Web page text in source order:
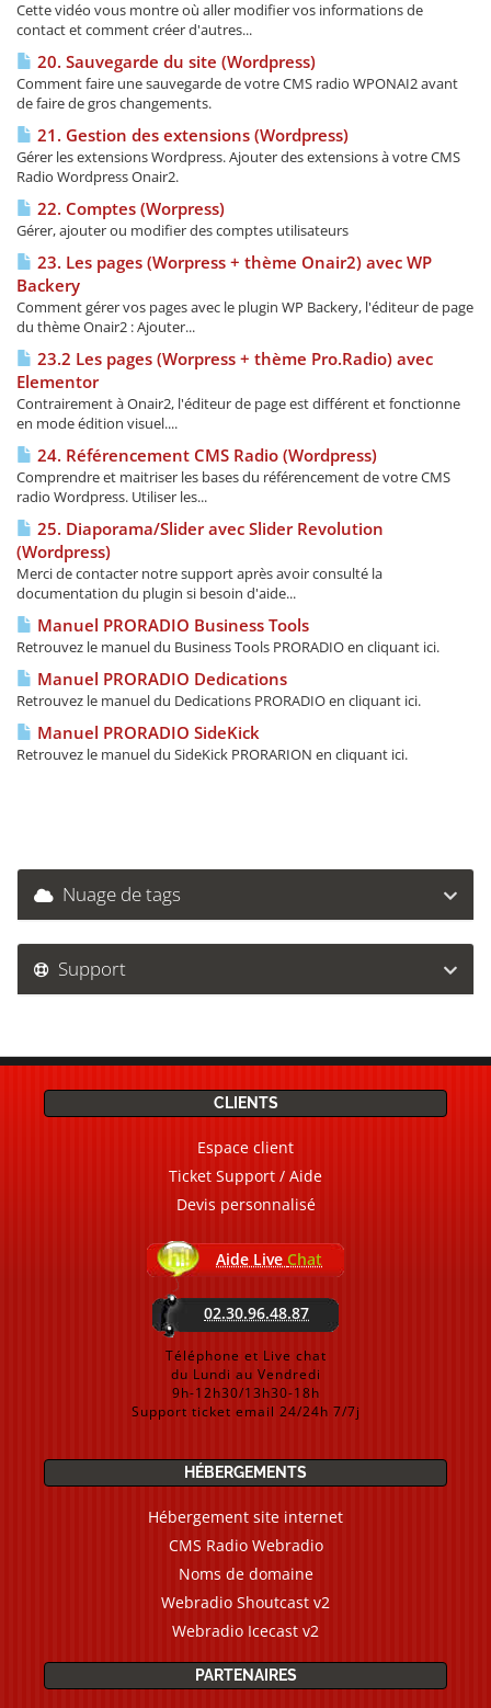
Cette vidéo vous montre où aller modifier vos informations de
contact et comment créer d'autres...
20. Sauvegarde du site (Wordpress)
Comment faire une sauvegarde de votre CMS radio WPONAI2 avant
de faire de gros changements.
21. Gestion des extensions (Wordpress)
Gérer les extensions Wordpress. Ajouter des extensions à votre CMS
Radio Wordpress Onair2.
22. Comptes (Worpress)
Gérer, ajouter ou modifier des comptes utilisateurs
23. Les pages (Worpress + thème Onair2) avec WP
Backery
Comment gérer vos pages avec le plugin WP Backery, l'éditeur de page
du thème Onair2 : Ajouter...
23.2 Les pages (Worpress + thème Pro.Radio) avec
Elementor
Contrairement à Onair2, l'éditeur de page est différent et fonctionne
en mode édition visuel....
24. Référencement CMS Radio (Wordpress)
Comprendre et maitriser les bases du référencement de votre CMS
radio Wordpress. Utiliser les...
25. Diaporama/Slider avec Slider Revolution
(Wordpress)
Merci de contacter notre support après avoir consulté la
documentation du plugin si besoin d'aide...
Manuel PRORADIO Business Tools
Retrouvez le manuel du Business Tools PRORADIO en cliquant ici.
Manuel PRORADIO Dedications
Retrouvez le manuel du Dedications PRORADIO en cliquant ici.
Manuel PRORADIO SideKick
Retrouvez le manuel du SideKick PRORARION en cliquant ici.
Nuage de tags
Support
CLIENTS
Espace client
Ticket Support / Aide
Devis personnalisé
Aide Live Chat
02.30.96.48.87
Téléphone et Live chat
du Lundi au Vendredi
9h-12h30/13h30-18h
Support ticket email 24/24h 7/7j
HÉBERGEMENTS
Hébergement site internet
CMS Radio Webradio
Noms de domaine
Webradio Shoutcast v2
Webradio Icecast v2
PARTENAIRES